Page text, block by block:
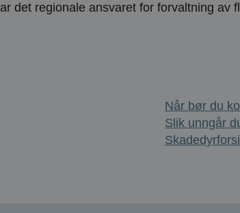
det regionale ansvaret for forvaltning av
Når bør du
Slik unngår